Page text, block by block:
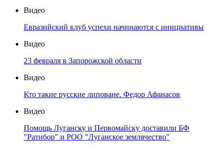
Видео
Евразийский клуб успехи начинаются с инициативы
Видео
23 февраля в Запорожской области
Видео
Кто такие русские липоване. Федор Афанасов
Видео
Помощь Луганску и Первомайску доставили БФ
"Ратибор" и РОО "Луганское землячество"